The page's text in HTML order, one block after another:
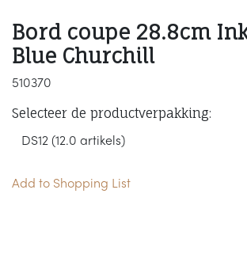
Bord coupe 28.8cm
Blue Churchill
510370
Selecteer de productverpakking:
Add to Shopping List